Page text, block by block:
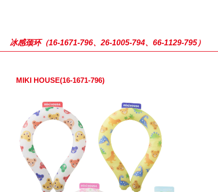
冰感颈环（16-1671-796、26-1005-794、66-1129-795）
MIKI HOUSE(16-1671-796)